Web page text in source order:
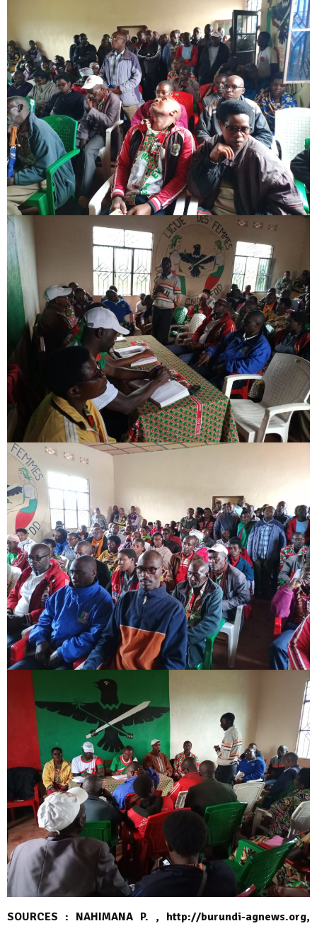
SOURCES : NAHIMANA P. , http://burundi-agnews.org,